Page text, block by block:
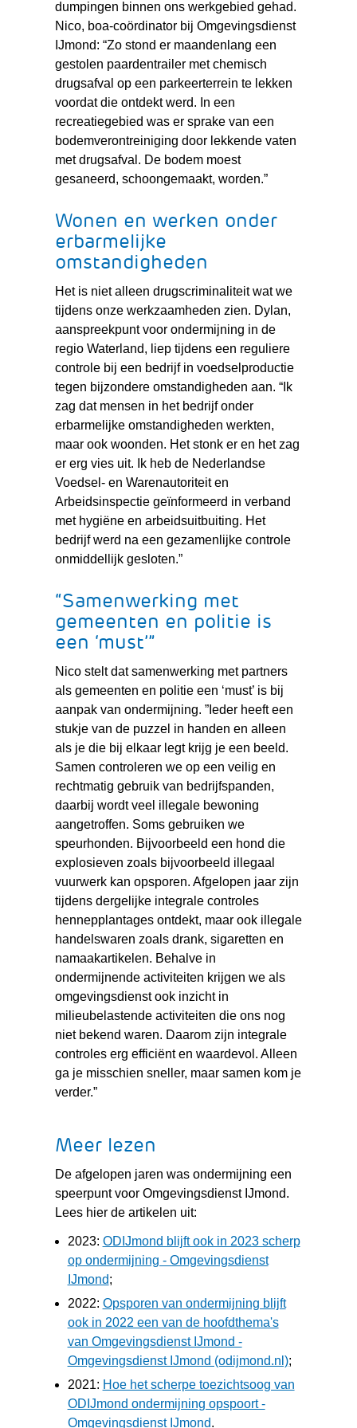
dumpingen binnen ons werkgebied gehad.
Nico, boa-coördinator bij Omgevingsdienst
IJmond: “Zo stond er maandenlang een
gestolen paardentrailer met chemisch
drugsafval op een parkeerterrein te lekken
voordat die ontdekt werd. In een
recreatiegebied was er sprake van een
bodemverontreiniging door lekkende vaten
met drugsafval. De bodem moest
gesaneerd, schoongemaakt, worden.”
Wonen en werken onder
erbarmelijke
omstandigheden
Het is niet alleen drugscriminaliteit wat we
tijdens onze werkzaamheden zien. Dylan,
aanspreekpunt voor ondermijning in de
regio Waterland, liep tijdens een reguliere
controle bij een bedrijf in voedselproductie
tegen bijzondere omstandigheden aan. “Ik
zag dat mensen in het bedrijf onder
erbarmelijke omstandigheden werkten,
maar ook woonden. Het stonk er en het zag
er erg vies uit. Ik heb de Nederlandse
Voedsel- en Warenautoriteit en
Arbeidsinspectie geïnformeerd in verband
met hygiëne en arbeidsuitbuiting. Het
bedrijf werd na een gezamenlijke controle
onmiddellijk gesloten.”
“Samenwerking met
gemeenten en politie is
een ‘must’”
Nico stelt dat samenwerking met partners
als gemeenten en politie een ‘must’ is bij
aanpak van ondermijning. ”Ieder heeft een
stukje van de puzzel in handen en alleen
als je die bij elkaar legt krijg je een beeld.
Samen controleren we op een veilig en
rechtmatig gebruik van bedrijfspanden,
daarbij wordt veel illegale bewoning
aangetroffen. Soms gebruiken we
speurhonden. Bijvoorbeeld een hond die
explosieven zoals bijvoorbeeld illegaal
vuurwerk kan opsporen. Afgelopen jaar zijn
tijdens dergelijke integrale controles
hennepplantages ontdekt, maar ook illegale
handelswaren zoals drank, sigaretten en
namaakartikelen. Behalve in
ondermijnende activiteiten krijgen we als
omgevingsdienst ook inzicht in
milieubelastende activiteiten die ons nog
niet bekend waren. Daarom zijn integrale
controles erg efficiënt en waardevol. Alleen
ga je misschien sneller, maar samen kom je
verder.”
Meer lezen
De afgelopen jaren was ondermijning een
speerpunt voor Omgevingsdienst IJmond.
Lees hier de artikelen uit:
2023: ODIJmond blijft ook in 2023 scherp
op ondermijning - Omgevingsdienst
IJmond(verwijst
naar
een
andere
website)
;
2022: Opsporen van ondermijning blijft
ook in 2022 een van de hoofdthema's
van Omgevingsdienst IJmond -
Omgevingsdienst IJmond (odijmond.nl)(verwijst
naar
;
2021: Hoe het scherpe toezichtsoog van
ODIJmond ondermijning opspoort -
Omgevingsdienst IJmond(verwijst
.